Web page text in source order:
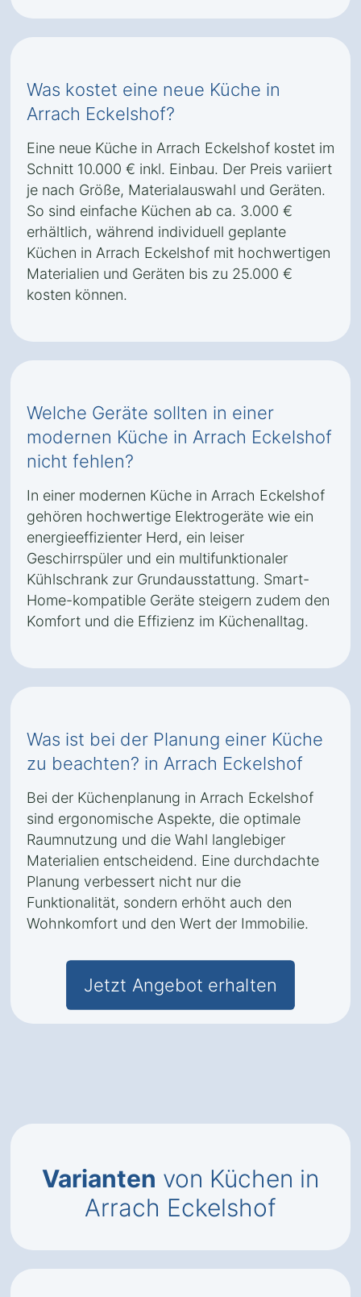
Was kostet eine neue Küche in
Arrach Eckelshof?
Eine neue Küche in Arrach Eckelshof kostet im
Schnitt 10.000 € inkl. Einbau. Der Preis variiert
je nach Größe, Materialauswahl und Geräten.
So sind einfache Küchen ab ca. 3.000 €
erhältlich, während individuell geplante
Küchen in Arrach Eckelshof mit hochwertigen
Materialien und Geräten bis zu 25.000 €
kosten können.
Welche Geräte sollten in einer
modernen Küche in Arrach Eckelshof
nicht fehlen?
In einer modernen Küche in Arrach Eckelshof
gehören hochwertige Elektrogeräte wie ein
energieeffizienter Herd, ein leiser
Geschirrspüler und ein multifunktionaler
Kühlschrank zur Grundausstattung. Smart-
Home-kompatible Geräte steigern zudem den
Komfort und die Effizienz im Küchenalltag.
Was ist bei der Planung einer Küche
zu beachten? in Arrach Eckelshof
Bei der Küchenplanung in Arrach Eckelshof
sind ergonomische Aspekte, die optimale
Raumnutzung und die Wahl langlebiger
Materialien entscheidend. Eine durchdachte
Planung verbessert nicht nur die
Funktionalität, sondern erhöht auch den
Wohnkomfort und den Wert der Immobilie.
Jetzt Angebot erhalten
Varianten von Küchen in
Arrach Eckelshof